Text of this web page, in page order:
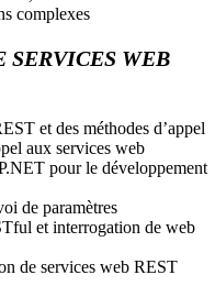
complexes
SERVICES WEB
et des méthodes d’appel
aux services web
pour le développement
de paramètres
et interrogation de web
de services web REST